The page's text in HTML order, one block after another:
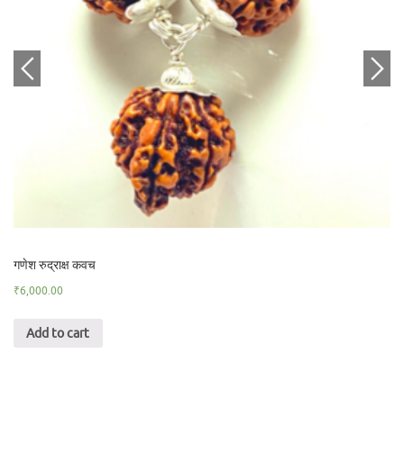
गणेश रुद्राक्ष कवच
₹6,000.00
Add to cart